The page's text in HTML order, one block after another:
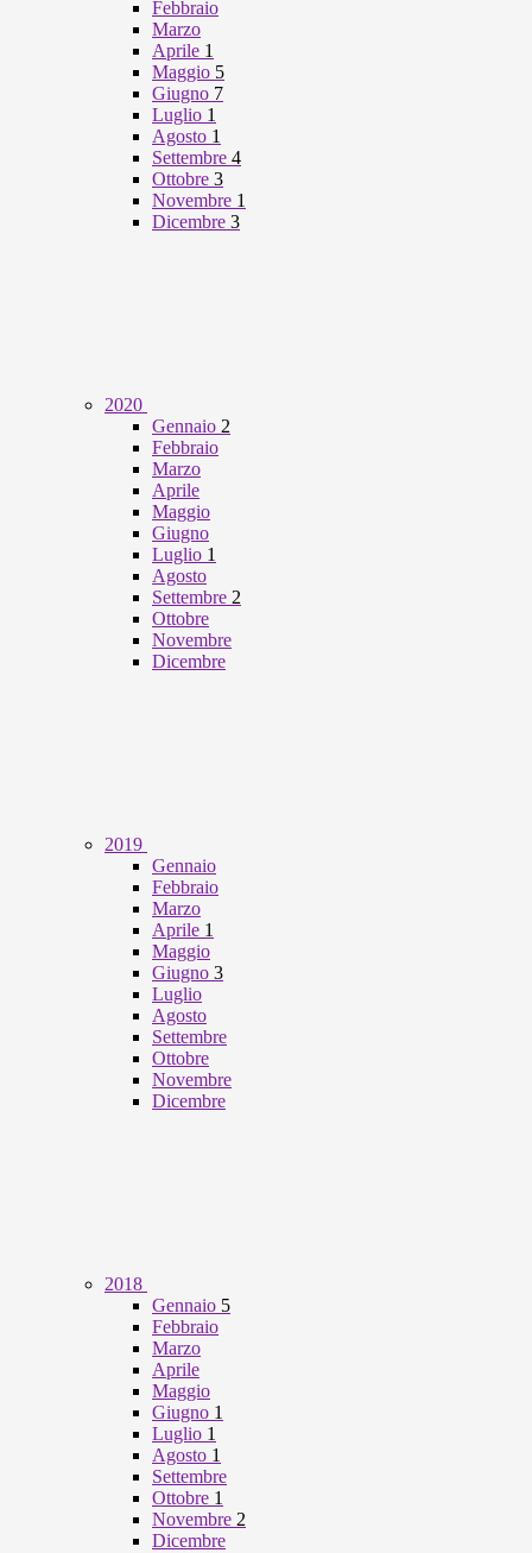
Febbraio
Marzo
Aprile 1
Maggio 5
Giugno 7
Luglio 1
Agosto 1
Settembre 4
Ottobre 3
Novembre 1
Dicembre 3
2020
Gennaio 2
Febbraio
Marzo
Aprile
Maggio
Giugno
Luglio 1
Agosto
Settembre 2
Ottobre
Novembre
Dicembre
2019
Gennaio
Febbraio
Marzo
Aprile 1
Maggio
Giugno 3
Luglio
Agosto
Settembre
Ottobre
Novembre
Dicembre
2018
Gennaio 5
Febbraio
Marzo
Aprile
Maggio
Giugno 1
Luglio 1
Agosto 1
Settembre
Ottobre 1
Novembre 2
Dicembre